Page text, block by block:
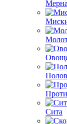
Сита